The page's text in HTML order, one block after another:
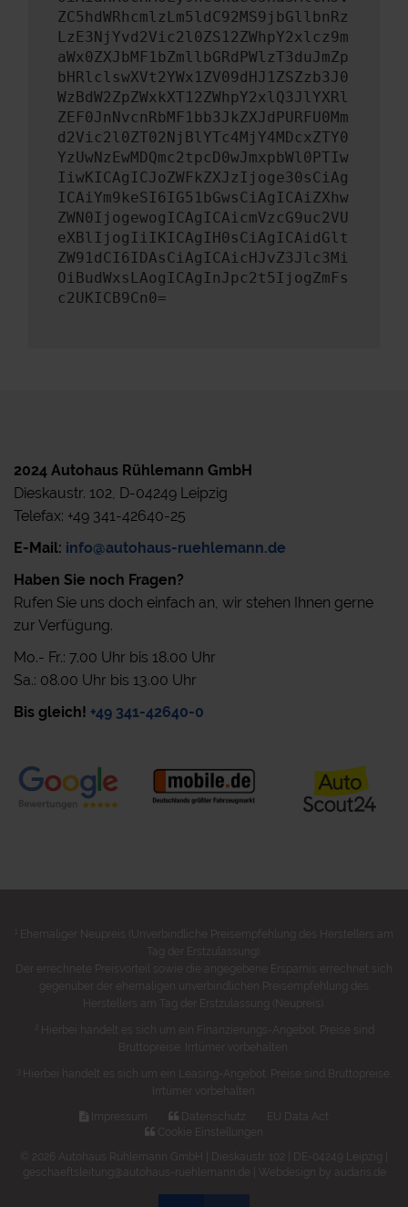
ZC5hdWRhcmlzLm5ldC92MS9jbGllbnRz
LzE3NjYvd2Vic2l0ZS12ZWhpY2xlcz9m
aWx0ZXJbMF1bZmllbGRdPWlzT3duJmZp
bHRlclswXVt2YWx1ZV09dHJ1ZSZzb3J0
WzBdW2ZpZWxkXT12ZWhpY2xlQ3JlYXRl
ZEF0JnNvcnRbMF1bb3JkZXJdPURFU0Mm
d2Vic2l0ZT02NjBlYTc4MjY4MDcxZTY0
YzUwNzEwMDQmc2tpcD0wJmxpbWl0PTIw
IiwKICAgICJoZWFkZXJzIjoge30sCiAg
ICAiYm9keSI6IG51bGwsCiAgICAiZXhw
ZWN0IjogewogICAgICAicmVzcG9uc2VU
eXBlIjogIiIKICAgIH0sCiAgICAidGlt
ZW91dCI6IDAsCiAgICAicHJvZ3Jlc3Mi
OiBudWxsLAogICAgInJpc2t5IjogZmFs
c2UKICB9Cn0=
2024 Autohaus Rühlemann GmbH
Dieskaustr. 102, D-04249 Leipzig
Telefax: +49 341-42640-25
E-Mail: info@autohaus-ruehlemann.de
Haben Sie noch Fragen?
Rufen Sie uns doch einfach an, wir stehen Ihnen gerne
zur Verfügung.
Mo.- Fr.: 7.00 Uhr bis 18.00 Uhr
Sa.: 08.00 Uhr bis 13.00 Uhr
Bis gleich! +49 341-42640-0
Ehemaliger Neupreis (Unverbindliche Preisempfehlung des Herstellers am
Tag der Erstzulassung).
Der errechnete Preisvorteil sowie die angegebene Ersparnis errechnet sich
gegenüber der ehemaligen unverbindlichen Preisempfehlung des
Herstellers am Tag der Erstzulassung (Neupreis).
Hierbei handelt es sich um ein Finanzierungs-Angebot. Preise sind
Bruttopreise. Irrtümer vorbehalten.
Hierbei handelt es sich um ein Leasing-Angebot. Preise sind Bruttopreise.
Irrtümer vorbehalten.
Impressum
Datenschutz
EU Data Act
Cookie Einstellungen
© 2026 Autohaus Rühlemann GmbH | Dieskaustr. 102 | DE-04249 Leipzig |
geschaeftsleitung@autohaus-ruehlemann.de |
Webdesign by audaris.de